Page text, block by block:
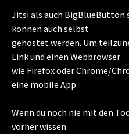
Jitsi als auch BigBlueButton
können auch selbst
gehostet werden. Um
Link und einen Webbrowser
wie Firefox oder Chrome/
eine mobile App.
Wenn du noch nie mit den
vorher wissen